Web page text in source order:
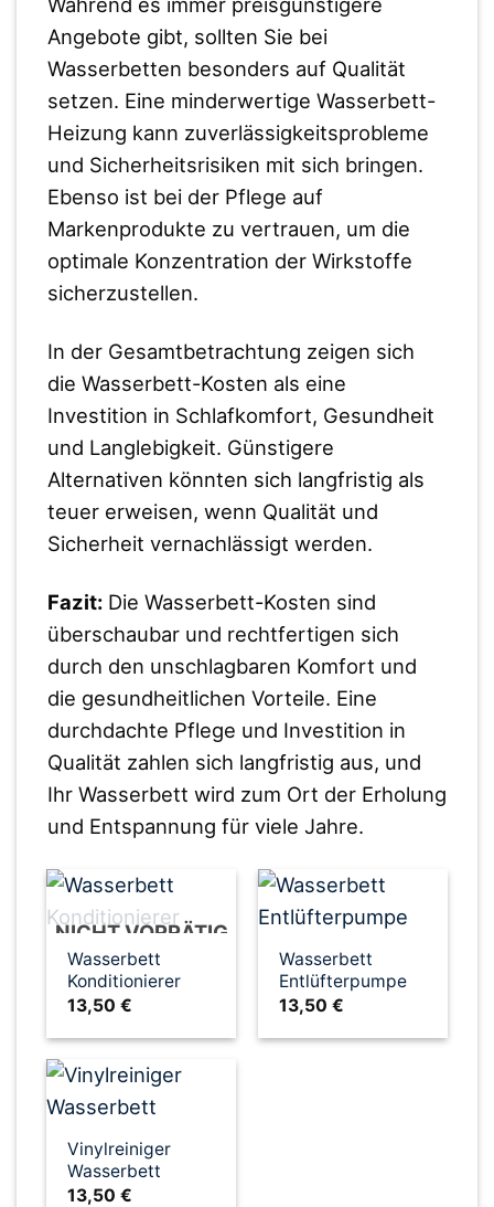
Während es immer preisgünstigere
Angebote gibt, sollten Sie bei
Wasserbetten besonders auf Qualität
setzen. Eine minderwertige Wasserbett-
Heizung kann zuverlässigkeitsprobleme
und Sicherheitsrisiken mit sich bringen.
Ebenso ist bei der Pflege auf
Markenprodukte zu vertrauen, um die
optimale Konzentration der Wirkstoffe
sicherzustellen.
In der Gesamtbetrachtung zeigen sich
die Wasserbett-Kosten als eine
Investition in Schlafkomfort, Gesundheit
und Langlebigkeit. Günstigere
Alternativen könnten sich langfristig als
teuer erweisen, wenn Qualität und
Sicherheit vernachlässigt werden.
Fazit:Die Wasserbett-Kosten sind
überschaubar und rechtfertigen sich
durch den unschlagbaren Komfort und
die gesundheitlichen Vorteile. Eine
durchdachte Pflege und Investition in
Qualität zahlen sich langfristig aus, und
Ihr Wasserbett wird zum Ort der Erholung
und Entspannung für viele Jahre.
NICHT VORRÄTIG
Wasserbett
Konditionierer
13,50€
Wasserbett
Entlüfterpumpe
13,50 €
Vinylreiniger
Wasserbett
13,50€